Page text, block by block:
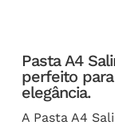
Pasta A4
perfeito
elegância.
A Pasta A4